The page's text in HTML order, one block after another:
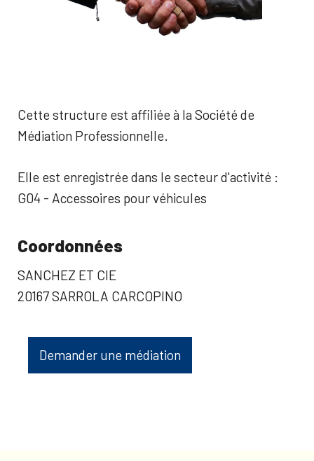
Cette structure est affiliée à la Société de
Médiation Professionnelle.
Elle est enregistrée dans le secteur d'activité :
G04 - Accessoires pour véhicules
Coordonnées
SANCHEZ ET CIE
20167 SARROLA CARCOPINO
Demander une médiation